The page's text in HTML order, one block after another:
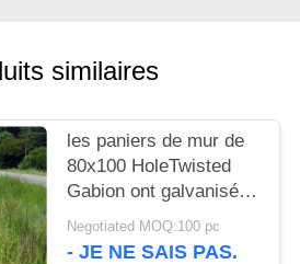
similaires
les paniers de mur de
80x100 HoleTwisted
Gabion ont galvanisé la
préparation de surface
Negotiated MOQ:100 pc
- JE NE SAIS PAS.